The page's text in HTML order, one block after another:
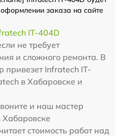
заказа на сайте
IT-404D
не требует
и сложного ремонта. В
привезет Infratech IT-
в Хабаровске и
и наш мастер
Хабаровске
стоимость работ над